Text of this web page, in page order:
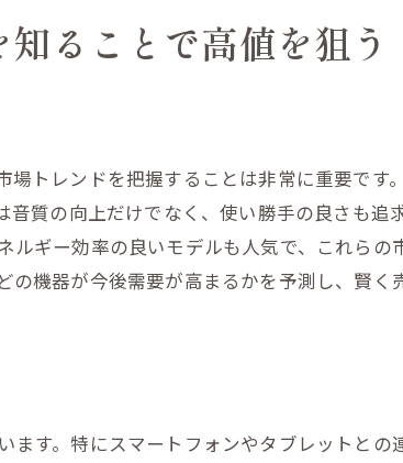
させるための市場分析方法
松島市での秘訣
ドとは
テクニック
の選び方
き上げる方法
した売却戦略
めの情報収集
ることで高値を狙う
トレンドを把握することは非常に重要です
質の向上だけでなく、使い勝手の良さも追
ギー効率の良いモデルも人気で、これらの
機器が今後需要が高まるかを予測し、賢く
す。特にスマートフォンやタブレットとの